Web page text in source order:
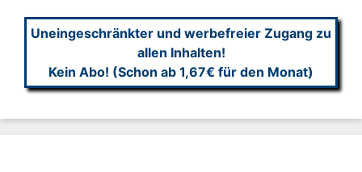
Uneingeschränkter und werbefreier Zugang zu
allen Inhalten!
Kein Abo! (Schon ab 1,67€ für den Monat)